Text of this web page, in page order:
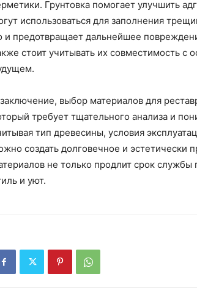
Грунтовка помогает улучшить
использоваться для заполнения
и предотвращает дальнейшее
стоит учитывать их совместимость
выбор материалов для
требует тщательного анализа и
тип древесины, условия
создать долговечное и эстетически
не только продлит срок
и уют.